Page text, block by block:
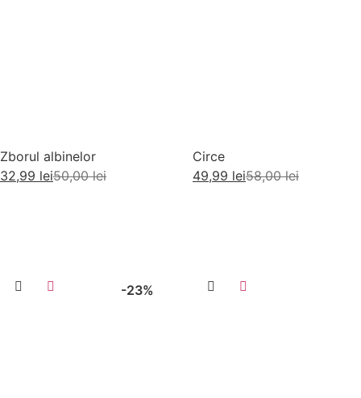
Zborul albinelor
50,00lei
32,99 lei
Circe
58,00lei
49,99 lei
-23%